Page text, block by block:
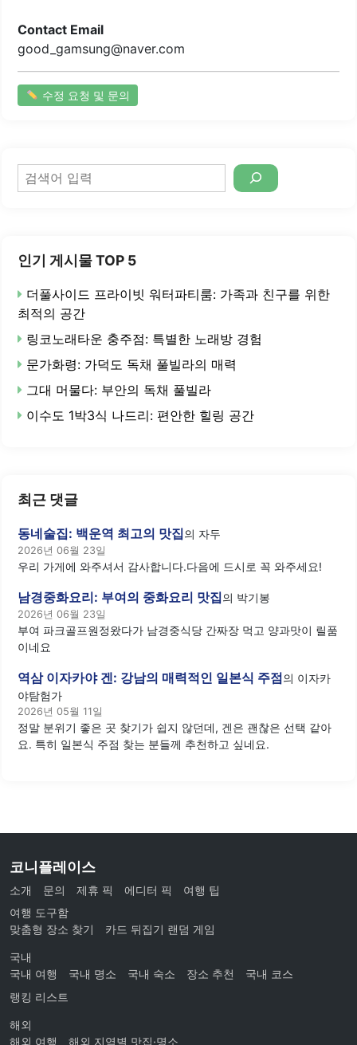
Contact Email
good_gamsung@naver.com
수정 요청 및 문의
검
색
인기 게시물 TOP 5
더풀사이드 프라이빗 워터파티룸: 가족과 친구를 위한
최적의 공간
링코노래타운 충주점: 특별한 노래방 경험
문가화령: 가덕도 독채 풀빌라의 매력
그대 머물다: 부안의 독채 풀빌라
이수도 1박3식 나드리: 편안한 힐링 공간
최근 댓글
동네술집: 백운역 최고의 맛집의 자두
2026년 06월 23일
우리 가게에 와주셔서 감사합니다.다음에 드시로 꼭 와주세요!
남경중화요리: 부여의 중화요리 맛집의 박기봉
2026년 06월 23일
부여 파크골프원정왔다가 남경중식당 간짜장 먹고 양과맛이 릴품
이네요
역삼 이자카야 겐: 강남의 매력적인 일본식 주점의 이자카
야탐험가
2026년 05월 11일
정말 분위기 좋은 곳 찾기가 쉽지 않던데, 겐은 괜찮은 선택 같아
요. 특히 일본식 주점 찾는 분들께 추천하고 싶네요.
코니플레이스
소개 문의 제휴 픽 에디터 픽
여행 팁
여행 도구함
맞춤형 장소 찾기
카드 뒤집기 랜덤 게임
국내
국내 여행
국내 명소 국내 숙소 장소 추천
국내 코스
랭킹 리스트
해외
해외 여행
해외 지역별 맛집·명소